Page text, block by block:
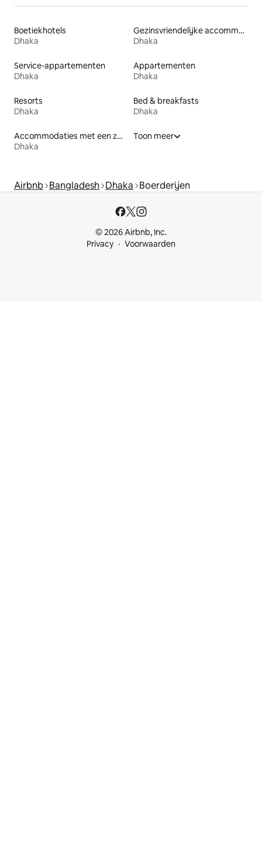
Boetiekhotels
Dhaka
Gezinsvriendelijke accommodaties
Dhaka
Service-appartementen
Dhaka
Appartementen
Dhaka
Resorts
Dhaka
Bed & breakfasts
Dhaka
Accommodaties met een zwembad
Dhaka
Toon meer
Airbnb Bangladesh Dhaka Boerderijen
© 2026 Airbnb, Inc.
Privacy
Voorwaarden